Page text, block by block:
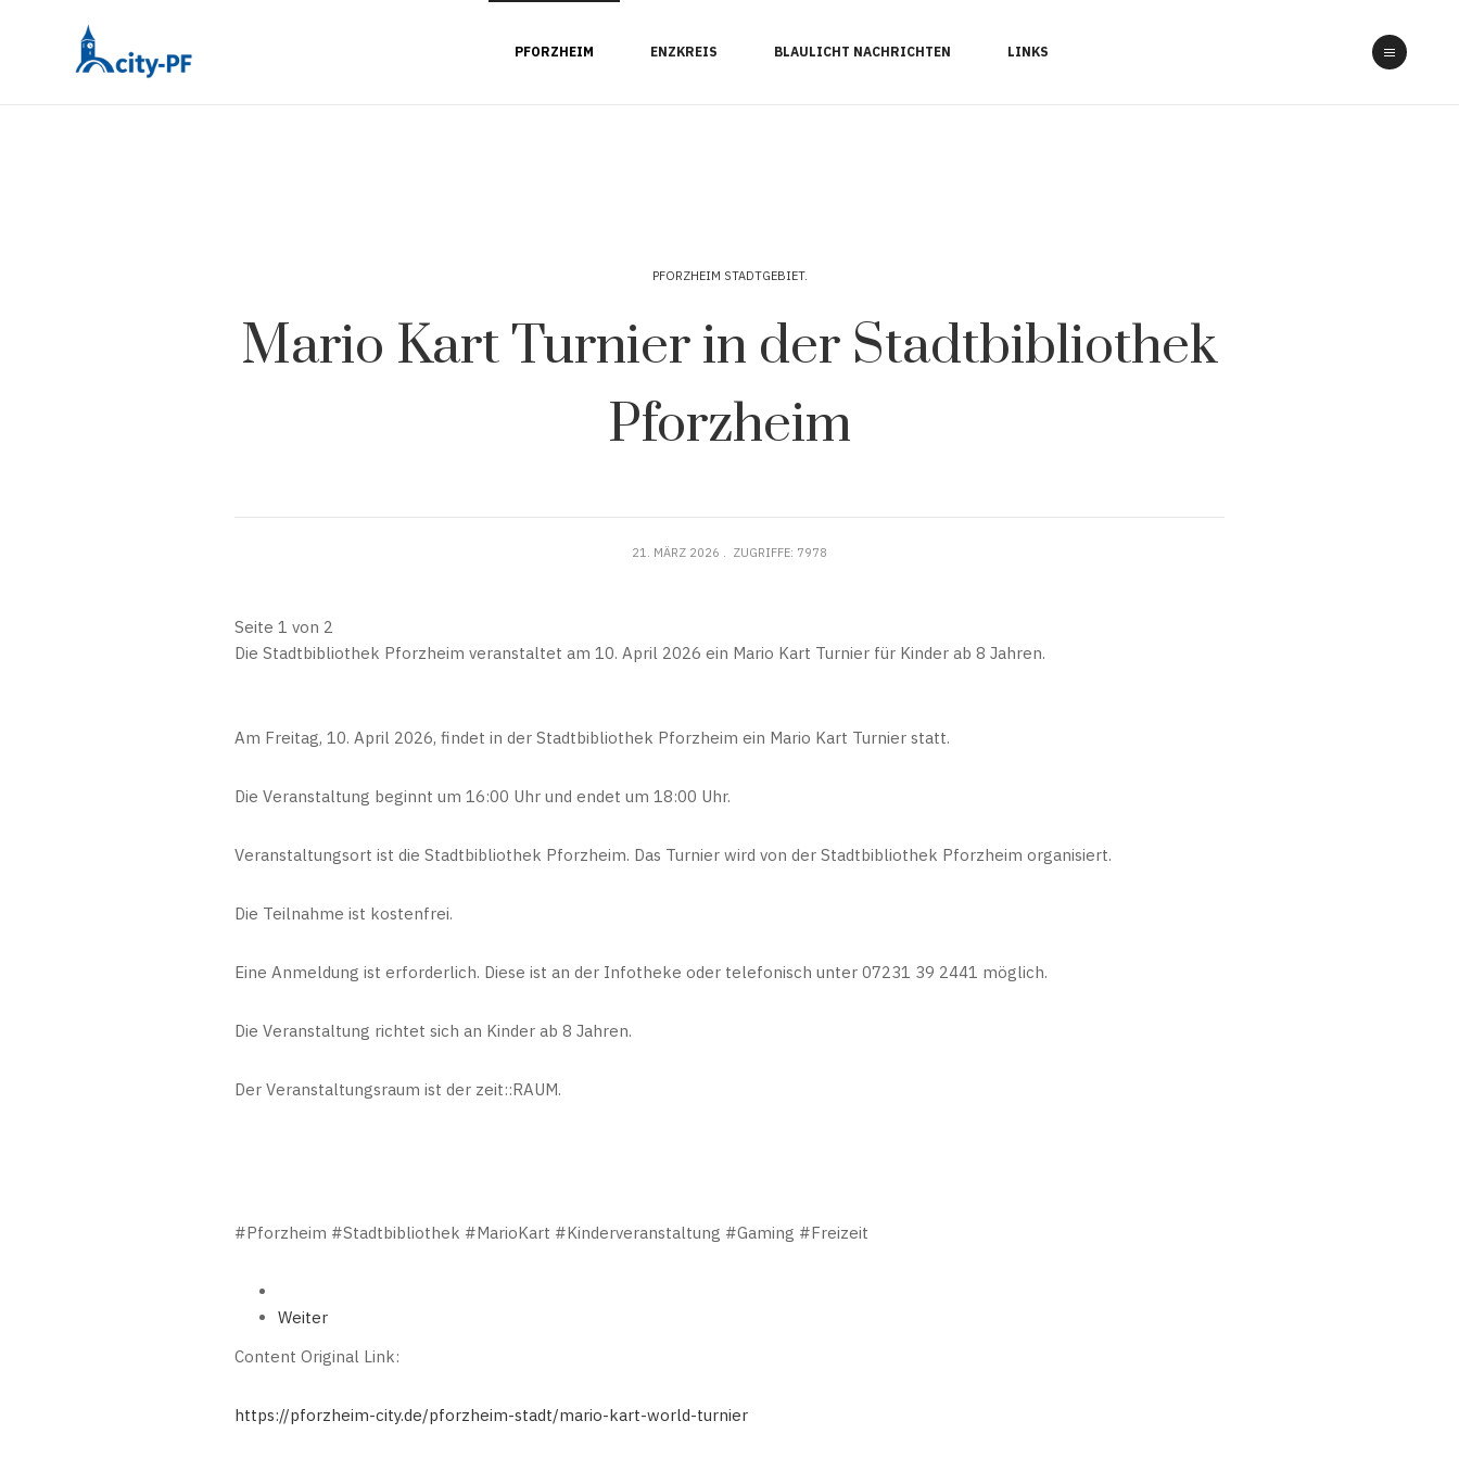
PFORZHEIM ENZKREIS BLAULICHT NACHRICHTEN LINKS
PFORZHEIM STADTGEBIET
Mario Kart Turnier in der Stadtbibliothek
Pforzheim
21. MÄRZ 2026 ZUGRIFFE: 7978
Seite 1 von 2
Die Stadtbibliothek Pforzheim veranstaltet am 10. April 2026 ein Mario Kart Turnier für Kinder ab 8 Jahren.
Am Freitag, 10. April 2026, findet in der Stadtbibliothek Pforzheim ein Mario Kart Turnier statt.
Die Veranstaltung beginnt um 16:00 Uhr und endet um 18:00 Uhr.
Veranstaltungsort ist die Stadtbibliothek Pforzheim. Das Turnier wird von der Stadtbibliothek Pforzheim organisiert.
Die Teilnahme ist kostenfrei.
Eine Anmeldung ist erforderlich. Diese ist an der Infotheke oder telefonisch unter 07231 39 2441 möglich.
Die Veranstaltung richtet sich an Kinder ab 8 Jahren.
Der Veranstaltungsraum ist der zeit::RAUM.
#Pforzheim #Stadtbibliothek #MarioKart #Kinderveranstaltung #Gaming #Freizeit
Weiter
Content Original Link:
https://pforzheim-city.de/pforzheim-stadt/mario-kart-world-turnier